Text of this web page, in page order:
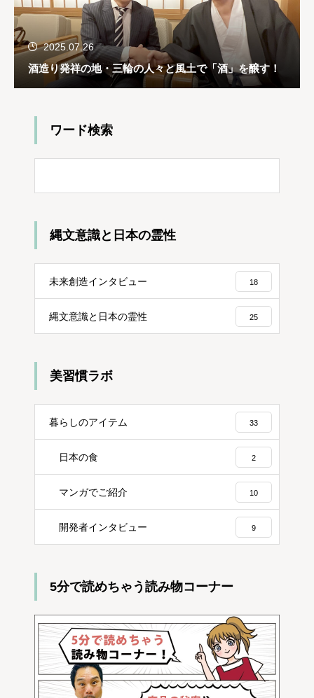
2025.07.26
酒造り発祥の地・三輪の人々と風土で「酒」を醸す！
ワード検索
縄文意識と日本の霊性
未来創造インタビュー 18
縄文意識と日本の霊性 25
美習慣ラボ
暮らしのアイテム 33
日本の食 2
マンガでご紹介 10
開発者インタビュー 9
5分で読めちゃう読み物コーナー